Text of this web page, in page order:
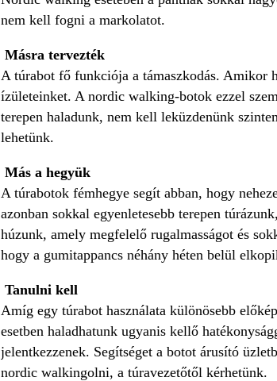
nem kell fogni a markolatot.
Másra tervezték
A túrabot fő funkciója a támaszkodás. Amikor
ízületeinket. A nordic walking-botok ezzel
terepen haladunk, nem kell leküzdenünk
lehetünk.
Más a hegyük
A túrabotok fémhegye segít abban, hogy
azonban sokkal egyenletesebb terepen
húzunk, amely megfelelő rugalmasságot és
hogy a gumitappancs néhány héten belül
Tanulni kell
Amíg egy túrabot használata különösebb
esetben haladhatunk ugyanis kellő
jelentkezzenek. Segítséget a botot árusító
nordic walkingolni, a túravezetőtől kérhetünk.